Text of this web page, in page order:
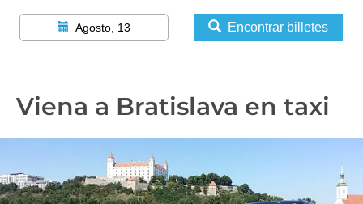
Agosto, 13 Encontrar billetes
Viena a Bratislava en taxi